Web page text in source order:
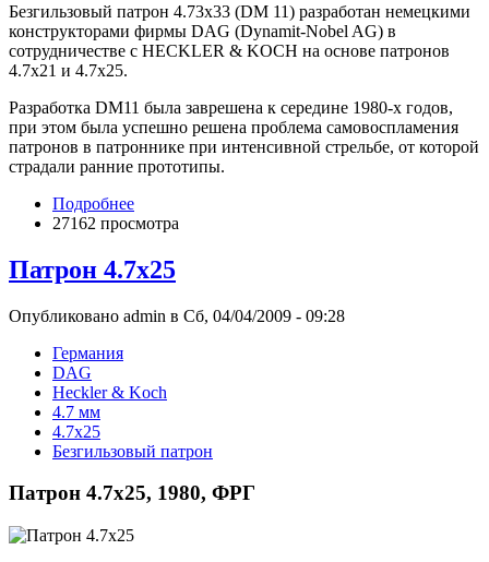
Безгильзовый патрон 4.73x33 (DM 11) разработан немецкими
конструкторами фирмы DAG (Dynamit-Nobel AG) в
сотрудничестве с HECKLER & KOCH на основе патронов
4.7x21 и 4.7x25.
Разработка DM11 была заврешена к середине 1980-х годов,
при этом была успешно решена проблема самовоспламения
патронов в патроннике при интенсивной стрельбе, от которой
страдали ранние прототипы.
Подробнее
27162 просмотра
Патрон 4.7x25
Опубликовано admin в Сб, 04/04/2009 - 09:28
Германия
DAG
Heckler & Koch
4.7 мм
4.7x25
Безгильзовый патрон
Патрон 4.7x25, 1980, ФРГ